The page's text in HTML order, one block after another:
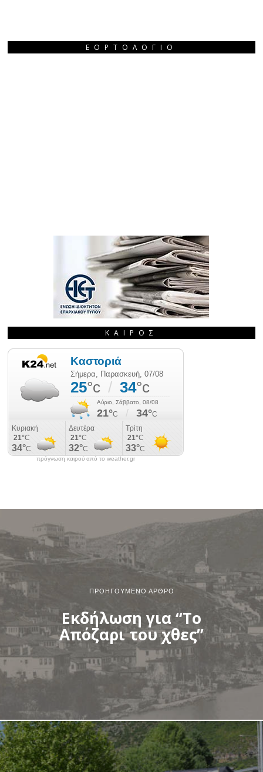
ΕΟΡΤΟΛΌΓΙΟ
ΚΑΙΡΌΣ
πρόγνωση καιρού από το weather.gr
ΠΡΟΗΓΟΎΜΕΝΟ ΆΡΘΡΟ
Εκδήλωση για “Το
Απόζαρι του χθες”